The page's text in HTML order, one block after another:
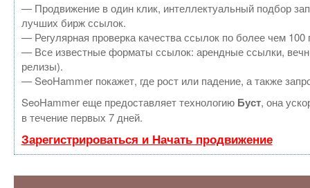
— Продвижение в один клик, интеллектуальный подбор
лучших бирж ссылок.
— Регулярная проверка качества ссылок по более чем
— Все известные форматы ссылок: арендные ссылки,
релизы).
— SeoHammer покажет, где рост или падение, а также
SeoHammer еще предоставляет технологию Буст, она
в течение первых 7 дней.
Зарегистрироваться и Начать продвижение